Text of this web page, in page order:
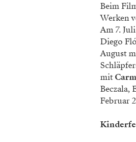
Beim
Werken
Am 7.
Diego
August
mit
Beczala,
Februar